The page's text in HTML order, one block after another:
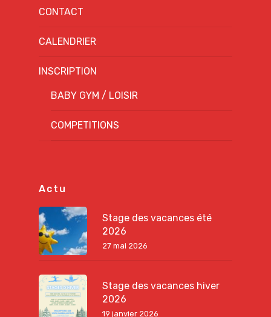
CONTACT
CALENDRIER
INSCRIPTION
BABY GYM / LOISIR
COMPETITIONS
Actu
Stage des vacances été
2026
27 mai 2026
Stage des vacances hiver
2026
19 janvier 2026